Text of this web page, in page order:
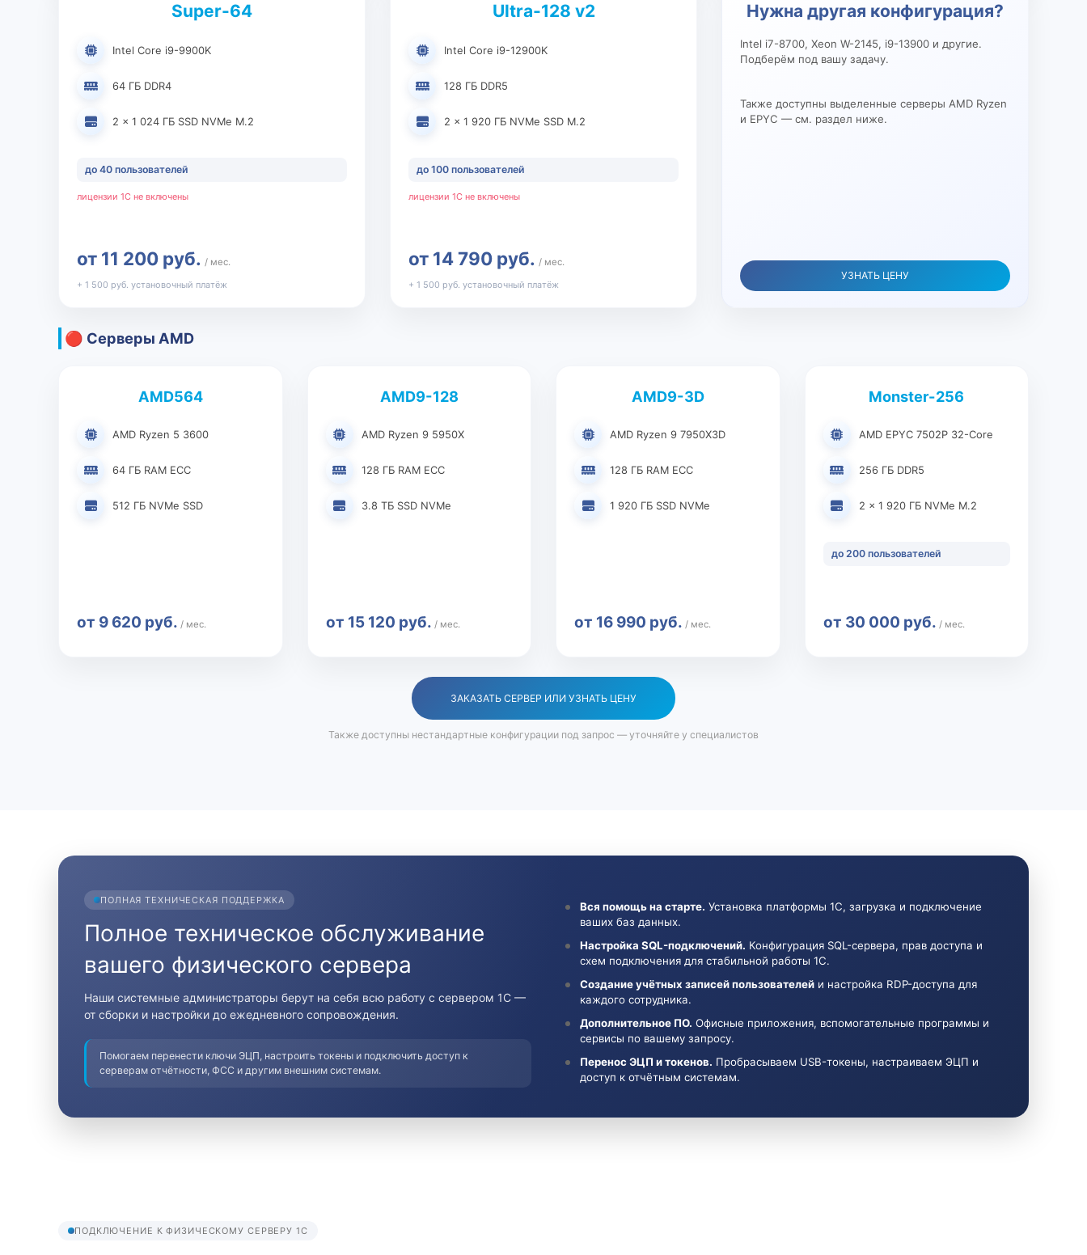
Super-64
Intel Core i9-9900K
64 ГБ DDR4
2 × 1 024 ГБ SSD NVMe M.2
до 40 пользователей
лицензии 1С не включены
от 11 200 руб. / мес.
+ 1 500 руб. установочный платёж
Ultra-128 v2
Intel Core i9-12900K
128 ГБ DDR5
2 × 1 920 ГБ NVMe SSD M.2
до 100 пользователей
лицензии 1С не включены
от 14 790 руб. / мес.
+ 1 500 руб. установочный платёж
Нужна другая конфигурация?
Intel i7-8700, Xeon W-2145, i9-13900 и другие.
Подберём под вашу задачу.
Также доступны выделенные серверы AMD Ryzen
и EPYC — см. раздел ниже.
УЗНАТЬ ЦЕНУ
🔴 Серверы AMD
AMD564
AMD Ryzen 5 3600
64 ГБ RAM ECC
512 ГБ NVMe SSD
от 9 620 руб. / мес.
AMD9-128
AMD Ryzen 9 5950X
128 ГБ RAM ECC
3.8 ТБ SSD NVMe
от 15 120 руб. / мес.
AMD9-3D
AMD Ryzen 9 7950X3D
128 ГБ RAM ECC
1 920 ГБ SSD NVMe
от 16 990 руб. / мес.
Monster-256
AMD EPYC 7502P 32-Core
256 ГБ DDR5
2 × 1 920 ГБ NVMe M.2
до 200 пользователей
от 30 000 руб. / мес.
ЗАКАЗАТЬ СЕРВЕР ИЛИ УЗНАТЬ ЦЕНУ
Также доступны нестандартные конфигурации под запрос — уточняйте у специалистов
ПОЛНАЯ ТЕХНИЧЕСКАЯ ПОДДЕРЖКА
Полное техническое обслуживание
вашего физического сервера
Наши системные администраторы берут на себя всю работу с сервером 1С —
от сборки и настройки до ежедневного сопровождения.
Помогаем перенести ключи ЭЦП, настроить токены и подключить доступ к
серверам отчётности, ФСС и другим внешним системам.
Вся помощь на старте. Установка платформы 1С, загрузка и подключение
ваших баз данных.
Настройка SQL-подключений. Конфигурация SQL-сервера, прав доступа и
схем подключения для стабильной работы 1С.
Создание учётных записей пользователей и настройка RDP-доступа для
каждого сотрудника.
Дополнительное ПО. Офисные приложения, вспомогательные программы и
сервисы по вашему запросу.
Перенос ЭЦП и токенов. Пробрасываем USB-токены, настраиваем ЭЦП и
доступ к отчётным системам.
ПОДКЛЮЧЕНИЕ К ФИЗИЧЕСКОМУ СЕРВЕРУ 1С